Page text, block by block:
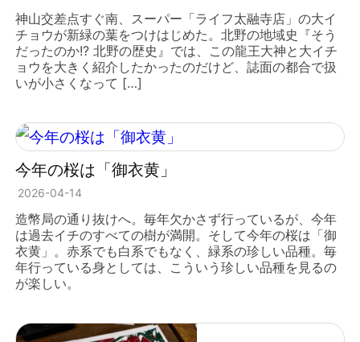
神山交差点すぐ南、スーパー「ライフ太融寺店」の大イ
チョウが新緑の葉をつけはじめた。北野の地域史『そう
だったのか!? 北野の歴史』では、この龍王大神と大イチ
ョウを大きく紹介したかったのだけど、誌面の都合で扱
いが小さくなって […]
今年の桜は「御衣黄」
2026-04-14
造幣局の通り抜けへ。毎年欠かさず行っているが、今年
は過去イチのすべての樹が満開。そして今年の桜は「御
衣黄」。赤系でも白系でもなく、緑系の珍しい品種。毎
年行っている身としては、こういう珍しい品種を見るの
が楽しい。